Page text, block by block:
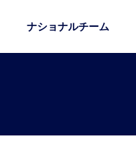
ナショナルチーム